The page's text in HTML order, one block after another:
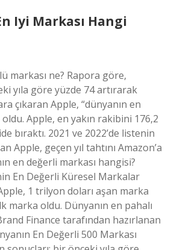
Iyi Markası Hangi
markası ne? Rapora göre,
yıla göre yüzde 74 artırarak
çıkaran Apple, “dünyanın en
oldu. Apple, en yakın rakibini 176,2
bıraktı. 2021 ve 2022’de listenin
Apple, geçen yıl tahtını Amazon’a
en değerli markası hangisi?
En Değerli Küresel Markalar
1 trilyon doları aşan marka
marka oldu. Dünyanın en pahalı
Finance tarafından hazırlanan
En Değerli 500 Markası